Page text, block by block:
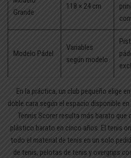
Grande
118 × 24 cm
Modelo Pádel
Variables
según modelo
En la práctica, un club pequeño elige
doble cara según el espacio disponible
Tennis Scorer resulta más barato que
plástico barato en cinco años. El tenis
todo el material de tenis en un solo
de tenis, pelotas de tenis y overgrips